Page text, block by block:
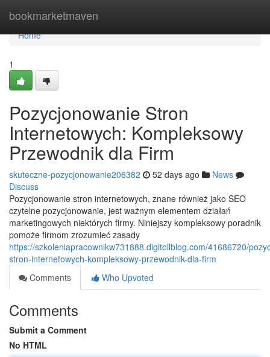
bookmarketmaven
Home
Home
1
Pozycjonowanie Stron
Internetowych: Kompleksowy
Przewodnik dla Firm
skuteczne-pozycjonowanie206382 52 days ago
News
Discuss
Pozycjonowanie stron internetowych, znane również jako SEO
czytelne pozycjonowanie, jest ważnym elementem działań
marketingowych niektórych firmy. Niniejszy kompleksowy poradnik
pomoże firmom zrozumieć zasady
https://szkoleniapracownikw731888.digitollblog.com/41686720/
stron-internetowych-kompleksowy-przewodnik-dla-firm
Comments
Who Upvoted
Comments
Submit a Comment
No HTML